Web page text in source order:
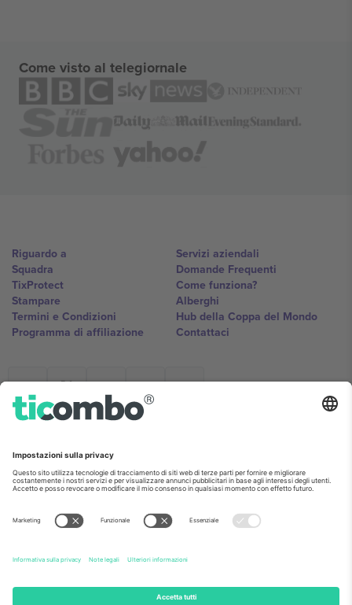
Come visto al telegiornale
Riguardo a
Squadra
TixProtect
Stampare
Termini e Condizioni
Programma di affiliazione
Servizi aziendali
Domande Frequenti
Come funziona?
Alberghi
Hub della Coppa del Mondo
Contattaci
Ticombo Italia
Mimi Balkanska 132, 1540, Sofia,
base alla località, all'evento e/o al dominio. Per i dettagli controlla la
pagina specifica dell'evento, l'impronta e i termini.,